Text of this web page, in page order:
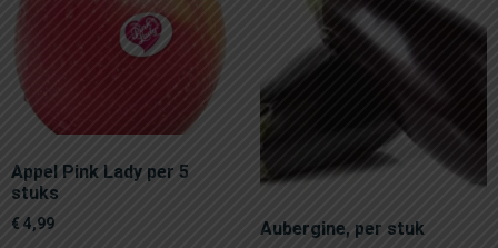
Appel Pink Lady per 5
stuks
€ 4,99 Aubergine, per stuk